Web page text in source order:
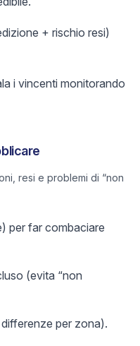
+ rischio resi)
i vincenti monitorando
resi e problemi di “non
per far combaciare
(evita “non
per zona).